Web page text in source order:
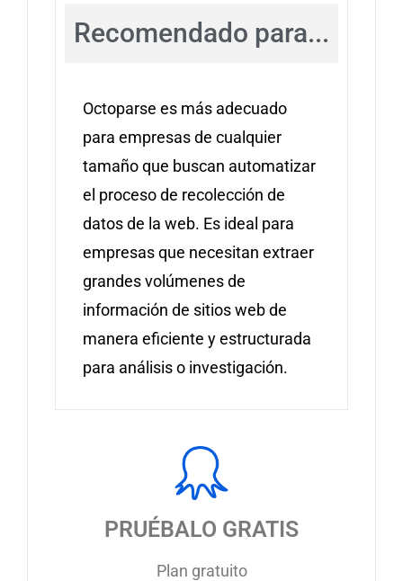
Recomendado para...
Octoparse es más adecuado
para empresas de cualquier
tamaño que buscan automatizar
el proceso de recolección de
datos de la web. Es ideal para
empresas que necesitan extraer
grandes volúmenes de
información de sitios web de
manera eficiente y estructurada
para análisis o investigación.
PRUÉBALO GRATIS
Plan gratuito